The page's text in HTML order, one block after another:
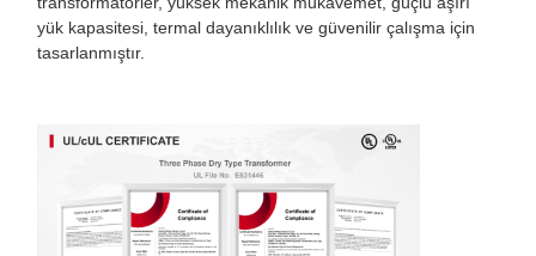
yük kapasitesi, termal dayanıklılık ve güvenilir çalışma için
tasarlanmıştır.